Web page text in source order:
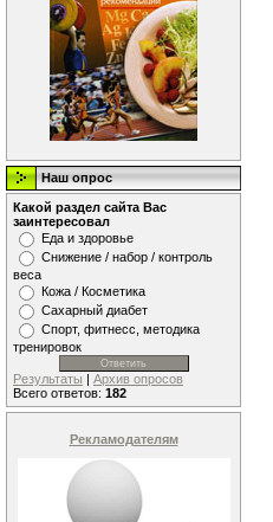
Наш опрос
Какой раздел сайта Вас
заинтересовал
Еда и здоровье
Снижение / набор / контроль
веса
Кожа / Косметика
Сахарный диабет
Спорт, фитнесс, методика
тренировок
Результаты | Архив опросов
Всего ответов: 182
Рекламодателям